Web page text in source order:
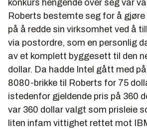
konkurs hengende over seg var
Roberts bestemte seg for å
på å redde sin virksomhet ved å
via postordre, som en personlig
av et komplett byggesett til den
dollar. Da hadde Intel gått med
8080-brikke til Roberts for 75
istedenfor gjeldende pris på 360
var 360 dollar valgt som prisleie
liten infam vittighet rettet mot